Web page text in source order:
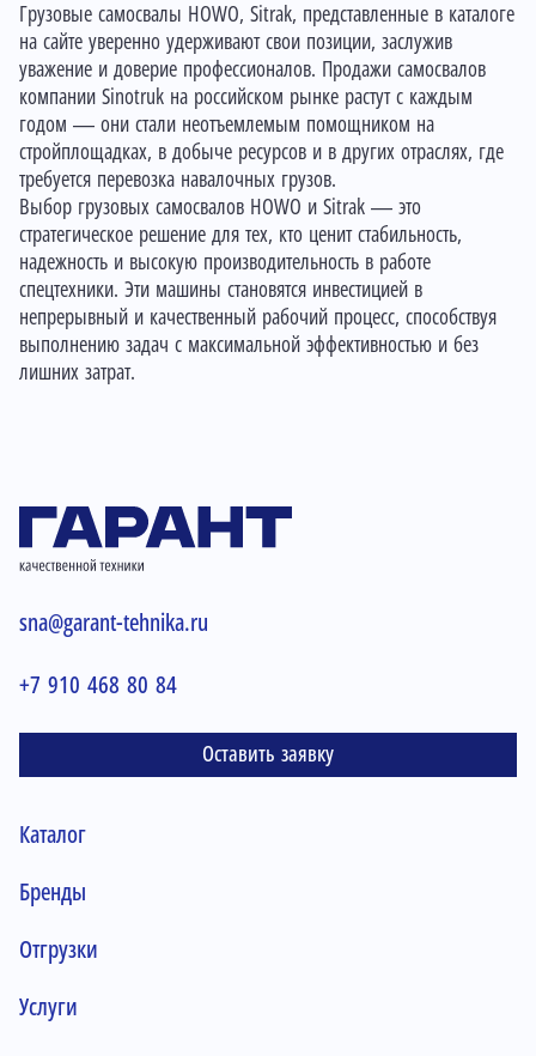
Грузовые самосвалы HOWO, Sitrak, представленные в каталоге
на сайте уверенно удерживают свои позиции, заслужив
уважение и доверие профессионалов. Продажи самосвалов
компании Sinotruk на российском рынке растут с каждым
годом — они стали неотъемлемым помощником на
стройплощадках, в добыче ресурсов и в других отраслях, где
требуется перевозка навалочных грузов.
Выбор грузовых самосвалов HOWO и Sitrak — это
стратегическое решение для тех, кто ценит стабильность,
надежность и высокую производительность в работе
спецтехники. Эти машины становятся инвестицией в
непрерывный и качественный рабочий процесс, способствуя
выполнению задач с максимальной эффективностью и без
лишних затрат.
sna@garant-tehnika.ru
+7 910 468 80 84
Оставить заявку
Каталог
Бренды
Отгрузки
Услуги